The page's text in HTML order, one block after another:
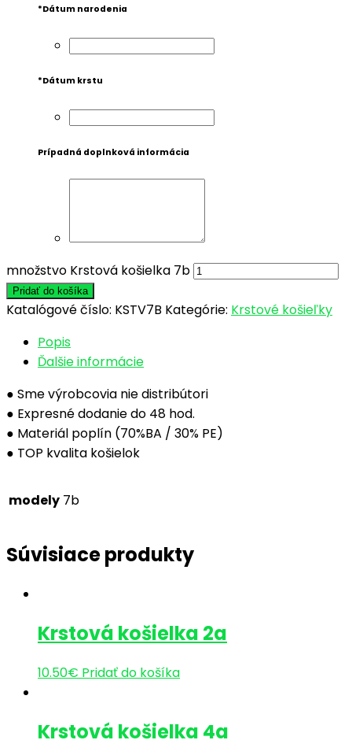
*Dátum narodenia
*Dátum krstu
Prípadná doplnková informácia
množstvo Krstová košielka 7b
Pridať do košíka
Katalógové číslo: KSTV7B Kategórie: Krstové košieľky
Popis
Ďalšie informácie
● Sme výrobcovia nie distribútori
● Expresné dodanie do 48 hod.
● Materiál poplín (70%BA / 30% PE)
● TOP kvalita košielok
modely 7b
Súvisiace produkty
Krstová košielka 2a
10.50€ Pridať do košíka
Krstová košielka 4a